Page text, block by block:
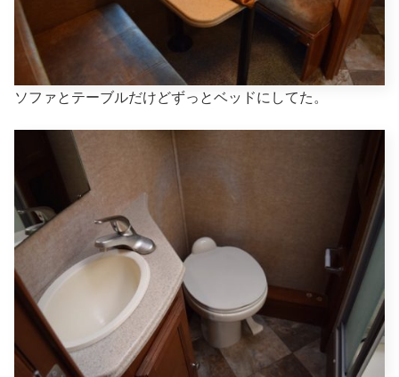
ソファとテーブルだけどずっとベッドにしてた。